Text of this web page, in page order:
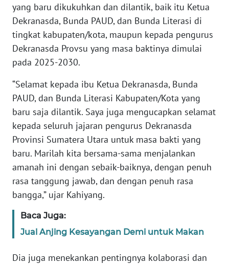
yang baru dikukuhkan dan dilantik, baik itu Ketua
Dekranasda, Bunda PAUD, dan Bunda Literasi di
tingkat kabupaten/kota, maupun kepada pengurus
Dekranasda Provsu yang masa baktinya dimulai
pada 2025-2030.
“Selamat kepada ibu Ketua Dekranasda, Bunda
PAUD, dan Bunda Literasi Kabupaten/Kota yang
baru saja dilantik. Saya juga mengucapkan selamat
kepada seluruh jajaran pengurus Dekranasda
Provinsi Sumatera Utara untuk masa bakti yang
baru. Marilah kita bersama-sama menjalankan
amanah ini dengan sebaik-baiknya, dengan penuh
rasa tanggung jawab, dan dengan penuh rasa
bangga,” ujar Kahiyang.
Baca Juga:
Jual Anjing Kesayangan Demi untuk Makan
Dia juga menekankan pentingnya kolaborasi dan
WN
SERAMBI
WN
JAMBI
WN
NTB
WN
SULTENG
WN
WN